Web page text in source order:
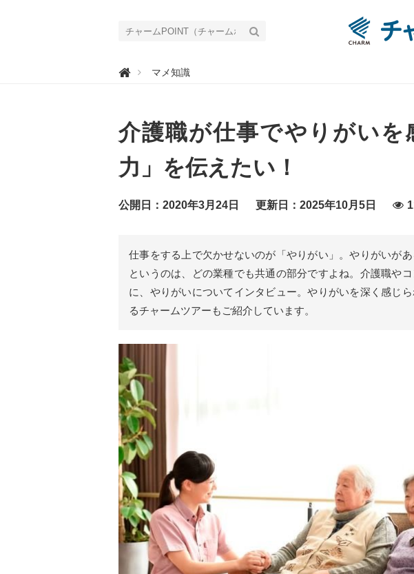
チ
O
I
（
チ
ャ
ム
ポ
｜
護
働
リ
を
え
る
情
報
メ
デ
ィ
ア
マメ知識
介護職が仕事でやりがい
力」を伝えたい！
公開日：2020年3月24日 更新日：2025年10月5日
仕事をする上で欠かせないのが「やりがい」。やりがいが
というのは、どの業種でも共通の部分ですよね。介護職や
に、やりがいについてインタビュー。やりがいを深く感じ
るチャームツアーもご紹介しています。